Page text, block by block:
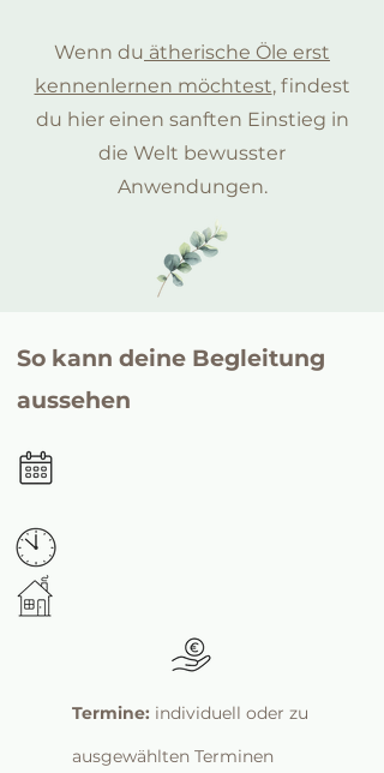
Wenn du ätherische Öle erst
kennenlernen möchtest, findest
du hier einen sanften Einstieg in
die Welt bewusster
Anwendungen.
So kann deine Begleitung
aussehen
Termine: individuell oder zu
ausgewählten Terminen